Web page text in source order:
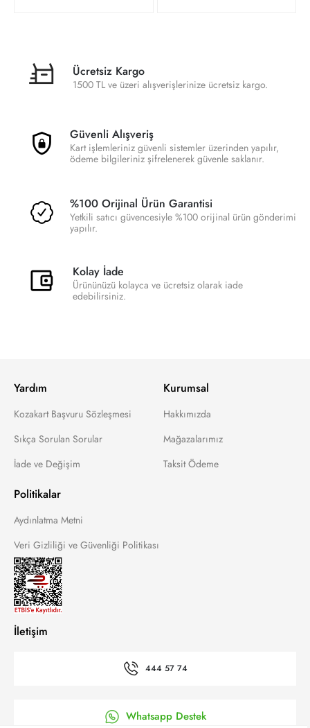
Ücretsiz Kargo
1500 TL ve üzeri alışverişlerinize ücretsiz kargo.
Güvenli Alışveriş
Kart işlemleriniz güvenli sistemler üzerinden yapılır,
ödeme bilgileriniz şifrelenerek güvenle saklanır.
%100 Orijinal Ürün Garantisi
Yetkili satıcı güvencesiyle %100 orijinal ürün gönderimi
yapılır.
Kolay İade
Ürününüzü kolayca ve ücretsiz olarak iade
edebilirsiniz.
Yardım
Kozakart Başvuru Sözleşmesi
Sıkça Sorulan Sorular
İade ve Değişim
Kurumsal
Hakkımızda
Mağazalarımız
Taksit Ödeme
Politikalar
Aydınlatma Metni
Veri Gizliliği ve Güvenliği Politikası
İletişim
444 57 74
Whatsapp Destek